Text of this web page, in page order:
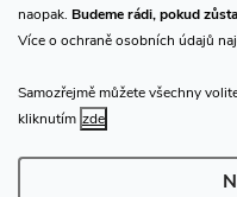
naopak. Budeme rádi, pokud
Více o ochraně osobních údajů
Samozřejmě můžete všechny
kliknutím zde